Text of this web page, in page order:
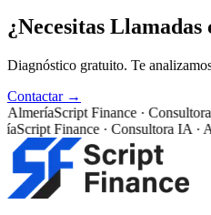
¿Necesitas
Diagnóstico gratuito. Te
Contactar →
Script Finance · Consultora
Finance · Consultora IA ·